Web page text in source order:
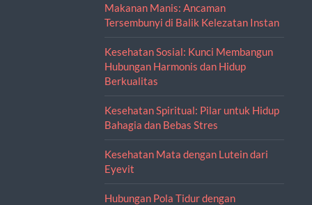
Makanan Manis: Ancaman
Tersembunyi di Balik Kelezatan Instan
Kesehatan Sosial: Kunci Membangun
Hubungan Harmonis dan Hidup
Berkualitas
Kesehatan Spiritual: Pilar untuk Hidup
Bahagia dan Bebas Stres
Kesehatan Mata dengan Lutein dari
Eyevit
Hubungan Pola Tidur dengan